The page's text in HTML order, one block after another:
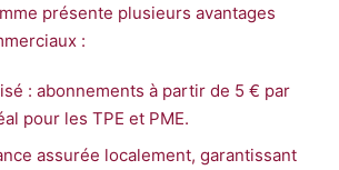
présente plusieurs avantages
:
: abonnements à partir de 5 € par
pour les TPE et PME.
assurée localement, garantissant